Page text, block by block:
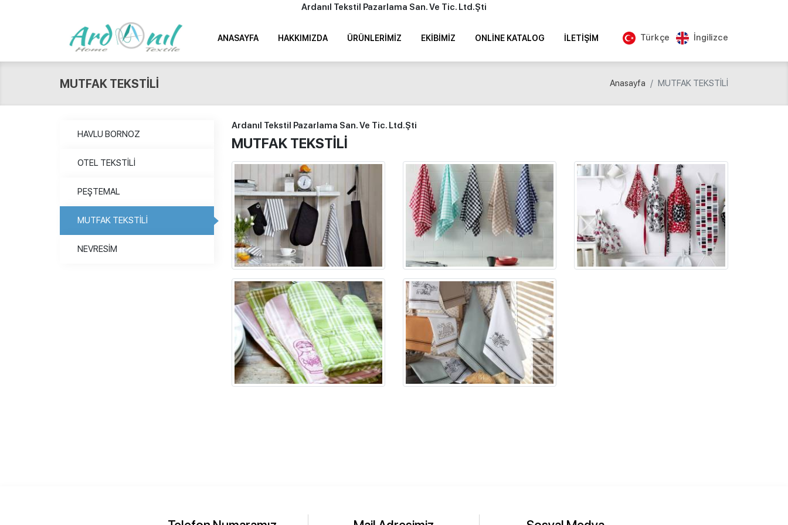
Ardanıl Tekstil Pazarlama San. Ve Tic. Ltd.Şti
ANASAYFA HAKKIMIZDA ÜRÜNLERIMIZ EKIBIMIZ ONLINE KATALOG İLETIŞIM Türkçe İngilizce
MUTFAK TEKSTİLİ Anasayfa MUTFAK TEKSTİLİ
HAVLU BORNOZ
OTEL TEKSTİLİ
PEŞTEMAL
MUTFAK TEKSTİLİ
NEVRESİM
Ardanıl Tekstil Pazarlama San. Ve Tic. Ltd.Şti
MUTFAK TEKSTİLİ